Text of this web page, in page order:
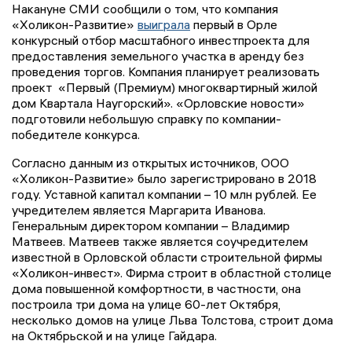
Накануне СМИ сообщили о том, что компания
«Холикон-Развитие» выиграла первый в Орле
конкурсный отбор масштабного инвестпроекта для
предоставления земельного участка в аренду без
проведения торгов. Компания планирует реализовать
проект «Первый (Премиум) многоквартирный жилой
дом Квартала Наугорский». «Орловские новости»
подготовили небольшую справку по компании-
победителе конкурса.
Согласно данным из открытых источников, ООО
«Холикон-Развитие» было зарегистрировано в 2018
году. Уставной капитал компании – 10 млн рублей. Ее
учредителем является Маргарита Иванова.
Генеральным директором компании – Владимир
Матвеев. Матвеев также является соучредителем
известной в Орловской области строительной фирмы
«Холикон-инвест». Фирма строит в областной столице
дома повышенной комфортности, в частности, она
построила три дома на улице 60-лет Октября,
несколько домов на улице Льва Толстова, строит дома
на Октябрьской и на улице Гайдара.